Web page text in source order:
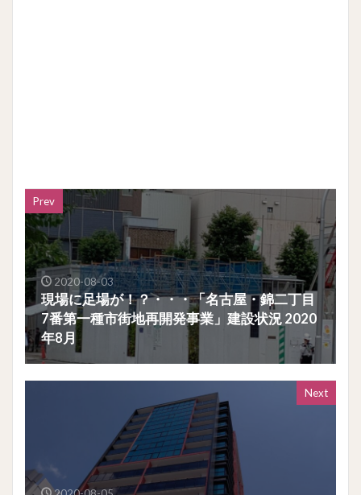
Prev
2020-08-03
現場に足場が！？・・・「名古屋・錦二丁目
7番第一種市街地再開発事業」建設状況 2020
年8月
Next